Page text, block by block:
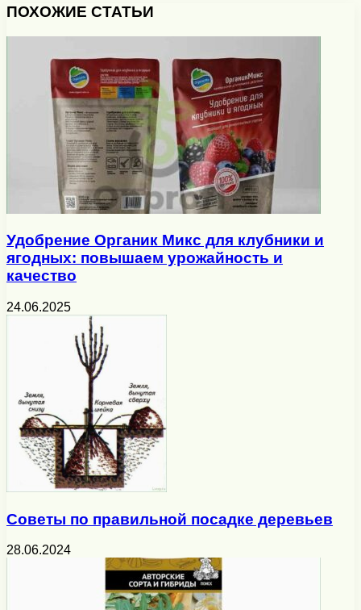
ПОХОЖИЕ СТАТЬИ
Удобрение Органик Микс для клубники и
ягодных: повышаем урожайность и
качество
24.06.2025
Советы по правильной посадке деревьев
28.06.2024